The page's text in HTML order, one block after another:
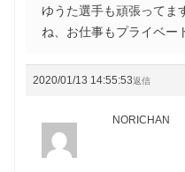
ゆうた選手も頑張ってま
ね、お仕事もプライベー
2020/01/13 14:55:53返信
NORICHAN